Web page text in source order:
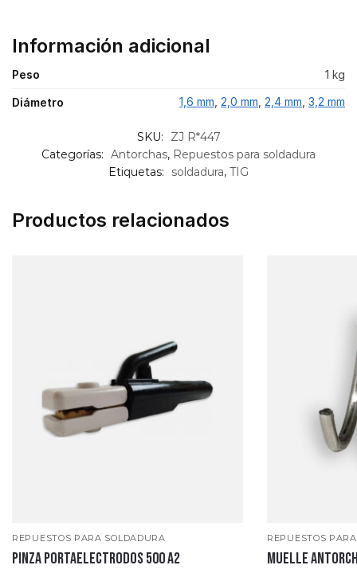
Información adicional
Peso 1 kg
Diámetro 1,6 mm 2,0 mm 2,4 mm 3,2 mm
SKU:
ZJ R*447
Categorías: Antorchas, Repuestos para soldadura
Etiquetas:
soldadura, TIG
Productos relacionados
REPUESTOS PARA SOLDADURA
PINZA PORTAELECTRODOS 500 A2
REPUESTOS
MUELLE